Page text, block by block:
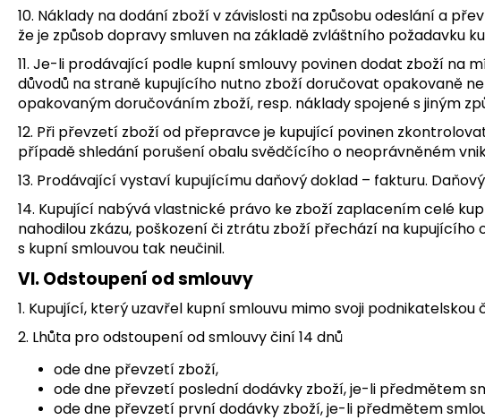
10. Náklady na dodání zboží v závislosti na způsobu odeslání a
že je způsob dopravy smluven na základě zvláštního požadavku
11. Je-li prodávající podle kupní smlouvy povinen dodat zboží na
důvodů na straně kupujícího nutno zboží doručovat opakovaně
opakovaným doručováním zboží, resp. náklady spojené s jiným
12. Při převzetí zboží od přepravce je kupující povinen
případě shledání porušení obalu svědčícího o neoprávněném
13. Prodávající vystaví kupujícímu daňový doklad – fakturu.
14. Kupující nabývá vlastnické právo ke zboží zaplacením celé
nahodilou zkázu, poškození či ztrátu zboží přechází na
s kupní smlouvou tak neučinil.
VI. Odstoupení od smlouvy
1. Kupující, který uzavřel kupní smlouvu mimo svoji
2. Lhůta pro odstoupení od smlouvy činí 14 dnů
ode dne převzetí zboží,
ode dne převzetí poslední dodávky zboží, je-li předmětem
ode dne převzetí první dodávky zboží, je-li předmětem